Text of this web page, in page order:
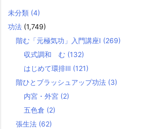
未分類 (4)
功法 (1,749)
階む「元極気功」入門講座Ⅰ (269)
収式調和 む (132)
はじめて環排Ⅲ (121)
階ひとブラッシュアップ功法 (3)
内宮・外宮 (2)
五色倉 (2)
張生法 (62)